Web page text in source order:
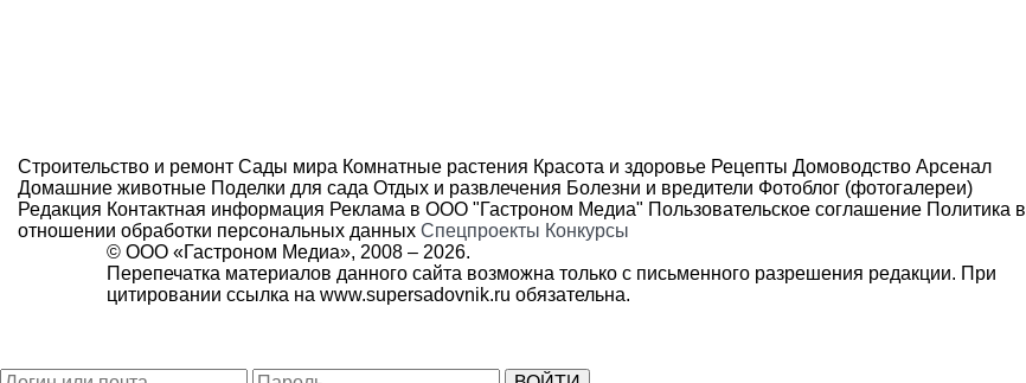
Строительство и ремонт Сады мира Комнатные растения Красота и здоровье Рецепты Домоводство Арсенал
Домашние животные Поделки для сада Отдых и развлечения Болезни и вредители Фотоблог (фотогалереи)
Редакция Контактная информация Реклама в ООО "Гастроном Медиа" Пользовательское соглашение Политика в
отношении обработки персональных данных Спецпроекты Конкурсы
© ООО «Гастроном Медиа», 2008 – 2026.
Перепечатка материалов данного сайта возможна только с письменного разрешения редакции. При
цитировании ссылка на www.supersadovnik.ru обязательна.